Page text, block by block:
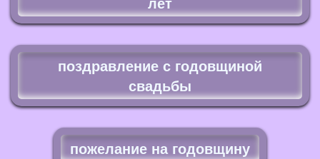
поздравление с годовщиной
свадьбы
пожелание на годовщину